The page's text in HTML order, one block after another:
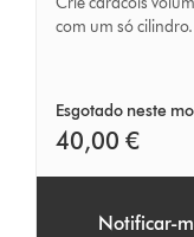
30mm
com um só cilindro.
Esgotado neste
40,00 €
Notificar-